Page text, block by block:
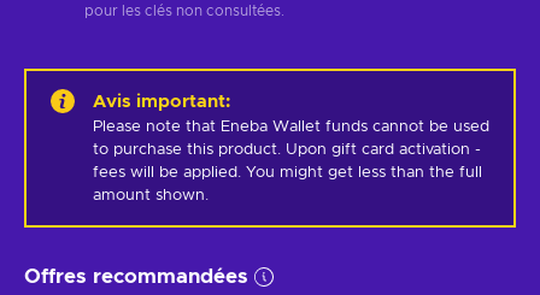
pour les clés non consultées.
Avis important:
Please note that Eneba Wallet funds cannot be used
to purchase this product. Upon gift card activation -
fees will be applied. You might get less than the full
amount shown.
Offres recommandées